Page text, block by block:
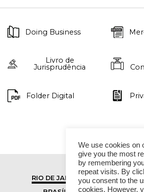
Doing Business
Livro de
Jurisprudência
Folder Digital
RIO DE JANEIRO
We use cookies on
give you the most
by remembering
repeat visits. By
you consent to the
cookies. However,